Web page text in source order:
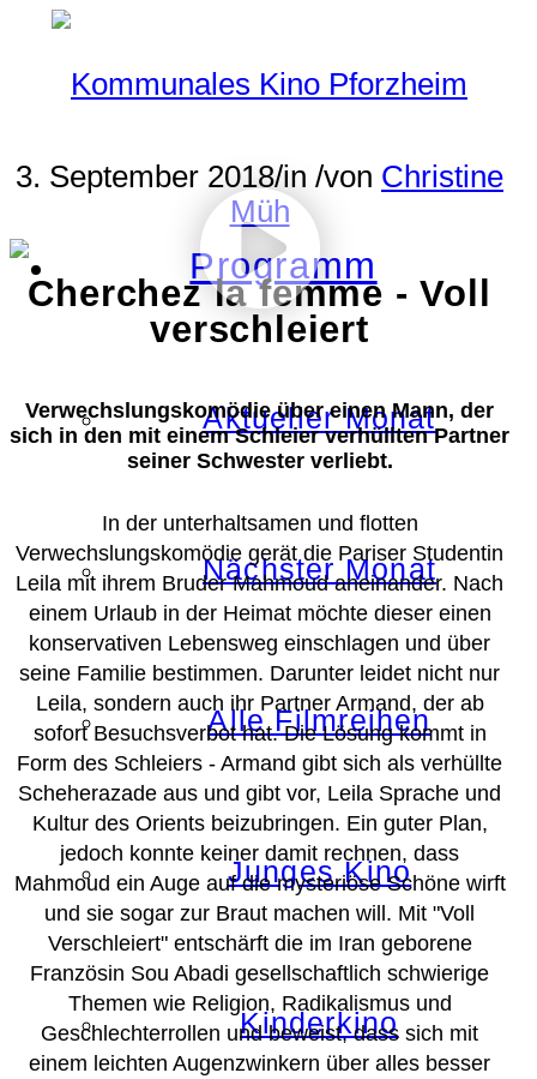
Programm
Aktueller Monat
Nächster Monat
Alle Filmreihen
Junges Kino
Kinderkino
3. September 2018/in /von Christine
Müh
Cherchez la femme - Voll
verschleiert
Verwechslungskomödie über einen Mann, der
sich in den mit einem Schleier verhüllten Partner
seiner Schwester verliebt.
In der unterhaltsamen und flotten
Verwechslungskomödie gerät die Pariser Studentin
Leila mit ihrem Bruder Mahmoud aneinander. Nach
einem Urlaub in der Heimat möchte dieser einen
konservativen Lebensweg einschlagen und über
seine Familie bestimmen. Darunter leidet nicht nur
Leila, sondern auch ihr Partner Armand, der ab
sofort Besuchsverbot hat. Die Lösung kommt in
Form des Schleiers - Armand gibt sich als verhüllte
Scheherazade aus und gibt vor, Leila Sprache und
Kultur des Orients beizubringen. Ein guter Plan,
jedoch konnte keiner damit rechnen, dass
Mahmoud ein Auge auf die mysteriöse Schöne wirft
und sie sogar zur Braut machen will. Mit "Voll
Verschleiert" entschärft die im Iran geborene
Französin Sou Abadi gesellschaftlich schwierige
Themen wie Religion, Radikalismus und
Geschlechterrollen und beweist, dass sich mit
einem leichten Augenzwinkern über alles besser